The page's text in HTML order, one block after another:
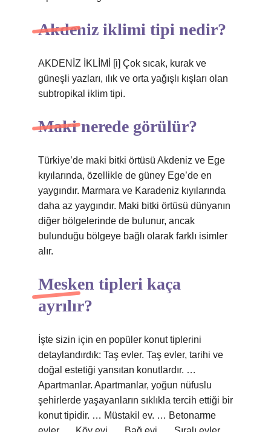
Akdeniz iklimi tipi nedir?
AKDENİZ İKLİMİ [i] Çok sıcak, kurak ve
güneşli yazları, ılık ve orta yağışlı kışları olan
subtropikal iklim tipi.
Maki nerede görülür?
Türkiye’de maki bitki örtüsü Akdeniz ve Ege
kıyılarında, özellikle de güney Ege’de en
yaygındır. Marmara ve Karadeniz kıyılarında
daha az yaygındır. Maki bitki örtüsü dünyanın
diğer bölgelerinde de bulunur, ancak
bulunduğu bölgeye bağlı olarak farklı isimler
alır.
Mesken tipleri kaça
ayrılır?
İşte sizin için en popüler konut tiplerini
detaylandırdık: Taş evler. Taş evler, tarihi ve
doğal estetiği yansıtan konutlardır. …
Apartmanlar. Apartmanlar, yoğun nüfuslu
şehirlerde yaşayanların sıklıkla tercih ettiği bir
konut tipidir. … Müstakil ev. … Betonarme